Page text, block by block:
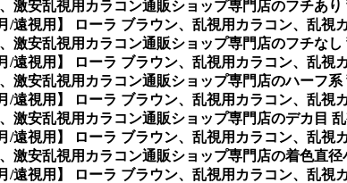
激安乱視用カラコン通販ショップ専門店のフチあ
月/遠視用】 ローラ ブラウン、乱視用カラコン、乱
激安乱視用カラコン通販ショップ専門店のフチな
月/遠視用】 ローラ ブラウン、乱視用カラコン、乱
激安乱視用カラコン通販ショップ専門店のハーフ
月/遠視用】 ローラ ブラウン、乱視用カラコン、乱
激安乱視用カラコン通販ショップ専門店のデカ目
月/遠視用】 ローラ ブラウン、乱視用カラコン、乱
激安乱視用カラコン通販ショップ専門店の着色直
月/遠視用】 ローラ ブラウン、乱視用カラコン、乱